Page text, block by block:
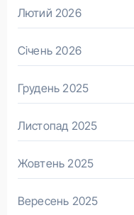
Лютий 2026
Січень 2026
Грудень 2025
Листопад 2025
Жовтень 2025
Вересень 2025